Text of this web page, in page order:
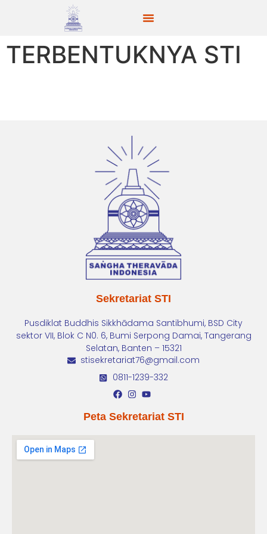
TERBENTUKNYA STI
Sekretariat STI
Pusdiklat Buddhis Sikkhādama Santibhumi, BSD City
sektor VII, Blok C N0. 6, Bumi Serpong Damai, Tangerang
Selatan, Banten – 15321
stisekretariat76@gmail.com
0811-1239-332
Peta Sekretariat STI